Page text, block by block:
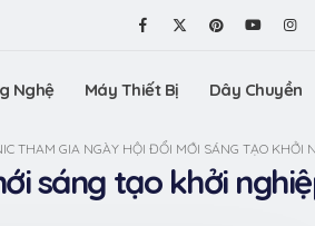
Nghệ Máy Thiết Bị Dây Chuyền
THAM GIA NGÀY HỘI ĐỔI MỚI SÁNG TẠO KHỞI
sáng tạo khởi